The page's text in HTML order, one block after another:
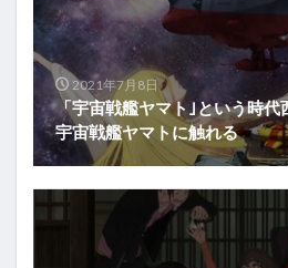
2021年7月8日
「宇宙戦艦ヤマト｣という時
宇宙戦艦ヤマトに触れる